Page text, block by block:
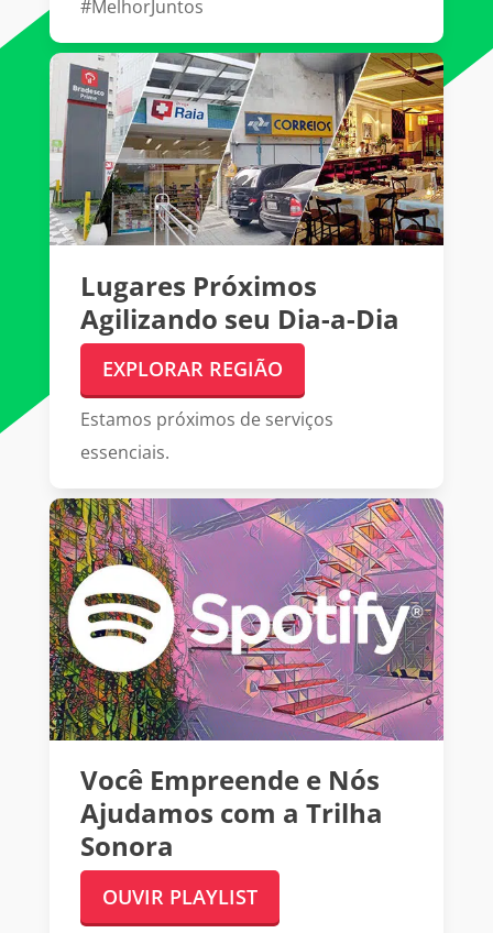
#MelhorJuntos
Lugares Próximos
Agilizando seu Dia-a-Dia
EXPLORAR REGIÃO
Estamos próximos de serviços
essenciais.
Você Empreende e Nós
Ajudamos com a Trilha
Sonora
OUVIR PLAYLIST